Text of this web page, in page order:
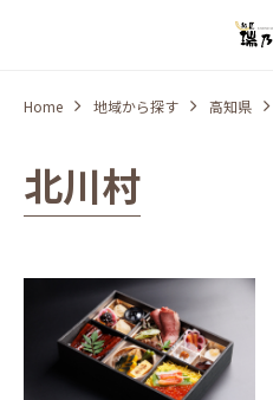
Home 地域から探す 高知県
北川村